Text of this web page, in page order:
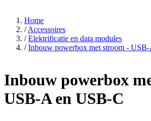
Home
/ Accessoires
/ Elektrificatie en data modules
/ Inbouw powerbox met stroom -
Inbouw powerbox
USB-A en USB-C